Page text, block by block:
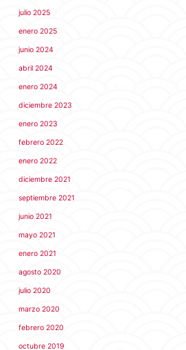
julio 2025
enero 2025
junio 2024
abril 2024
enero 2024
diciembre 2023
enero 2023
febrero 2022
enero 2022
diciembre 2021
septiembre 2021
junio 2021
mayo 2021
enero 2021
agosto 2020
julio 2020
marzo 2020
febrero 2020
octubre 2019